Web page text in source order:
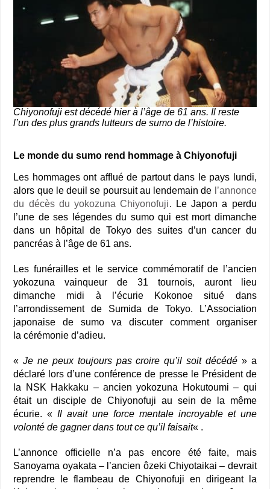
Chiyonofuji est décédé hier à l’âge de 61 ans. Il reste
l’un des plus grands lutteurs de sumo de l’histoire.
Le monde du sumo rend hommage à Chiyonofuji
Les hommages ont afflué de partout dans le pays lundi,
alors que le deuil se poursuit au lendemain de l’annonce
du décès du yokozuna Chiyonofuji. Le Japon a perdu
l’une de ses légendes du sumo qui est mort dimanche
dans un hôpital de Tokyo des suites d’un cancer du
pancréas à l’âge de 61 ans.
Les funérailles et le service commémoratif de l’ancien
yokozuna vainqueur de 31 tournois, auront lieu
dimanche midi à l’écurie Kokonoe situé dans
l’arrondissement de Sumida de Tokyo. L’Association
japonaise de sumo va discuter comment organiser
la cérémonie d’adieu.
«Je ne peux toujours pas croire qu’il soit décédé » a
déclaré lors d’une conférence de presse le Président de
la NSK Hakkaku – ancien yokozuna Hokutoumi – qui
était un disciple de Chiyonofuji au sein de la même
écurie. «Il avait une force mentale incroyable et une
volonté de gagner dans tout ce qu’il faisait« .
L’annonce officielle n’a pas encore été faite, mais
Sanoyama oyakata – l’ancien ôzeki Chiyotaikai – devrait
reprendre le flambeau de Chiyonofuji en dirigeant la